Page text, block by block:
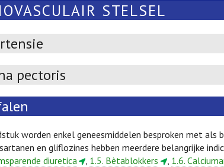
STELSEL
pectoris
worden enkel geneesmiddelen besproken met als
en gliflozines hebben meerdere belangrijke
diuretica
, 1.5. Bètablokkers , 1.6.